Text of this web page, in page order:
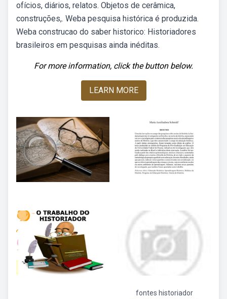
ofícios, diários, relatos. Objetos de cerâmica,
construções,. Weba pesquisa histórica é produzida.
Weba construcao do saber historico: Historiadores
brasileiros em pesquisas ainda inéditas.
For more information, click the button below.
LEARN MORE
fontes historiador